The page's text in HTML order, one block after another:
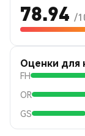
78.94 /
Оценки для
FH
OR
GS